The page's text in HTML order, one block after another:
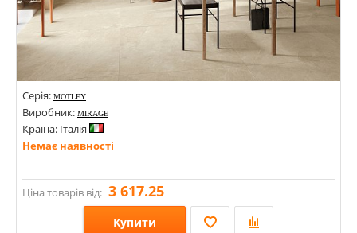
Серія: MOTLEY
Виробник: MIRAGE
Країна: Італія
Немає наявності
Ціна товарів від: 3 617.25
Купити